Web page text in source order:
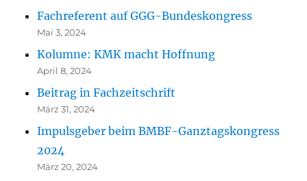
Fachreferent auf GGG-Bundeskongress
Mai 3, 2024
Kolumne: KMK macht Hoffnung
April 8, 2024
Beitrag in Fachzeitschrift
März 31, 2024
Impulsgeber beim BMBF-Ganztagskongress
2024
März 20, 2024